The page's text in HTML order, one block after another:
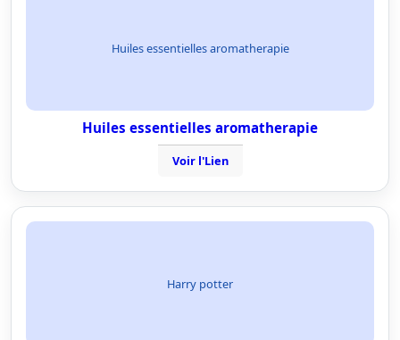
Huiles essentielles aromatherapie
Huiles essentielles aromatherapie
Voir l'Lien
Harry potter